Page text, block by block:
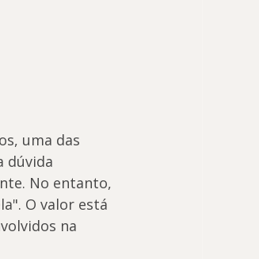
uma das
dúvida
No entanto,
O valor está
na